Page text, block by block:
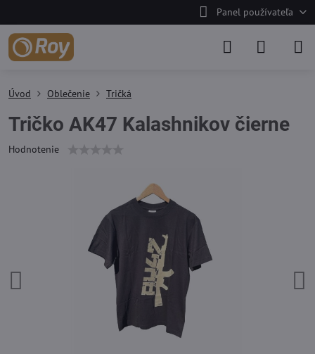
Panel používateľa
Úvod Oblečenie Tričká
Tričko AK47 Kalashnikov čierne
Hodnotenie